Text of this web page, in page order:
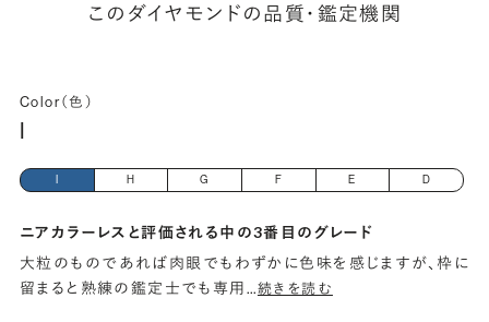
このダイヤモンドの品質・鑑定機関
Color（色）
H G F E D
ニアカラーレスと評価される中の3番目のグレード
大粒のものであれば肉眼でもわずかに色味を感じますが、枠に
留まると熟練の鑑定士でも専用 …続きを読む